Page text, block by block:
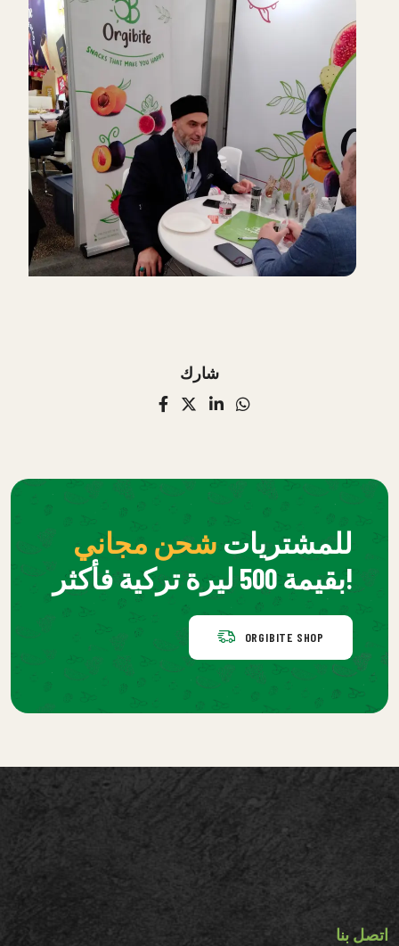
شارك
شحن مجانيللمشتريات
بقيمة 500 ليرة تركية فأكثر!
ORGIBITE SHOP
اتصل بنا